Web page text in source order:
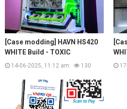
[Case modding] HAVN HS420
WHITE Build - TOXIC
14-06-2025, 11:12 am 130